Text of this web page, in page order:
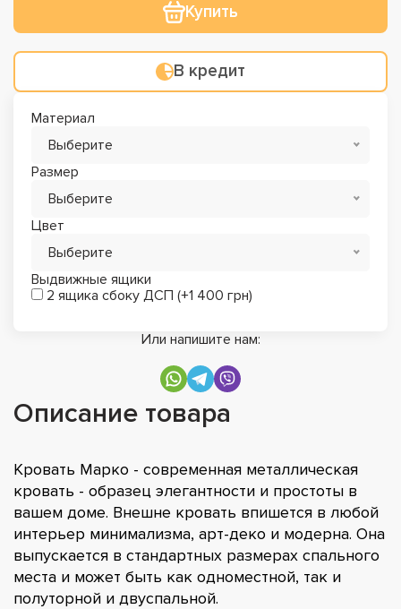
Купить
В кредит
Материал
Выберите
Размер
Выберите
Цвет
Выберите
Выдвижные ящики
2 ящика сбоку ДСП (+1 400 грн)
Или напишите нам:
Описание товара
Кровать Марко - современная металлическая
кровать - образец элегантности и простоты в
вашем доме. Внешне кровать впишется в любой
интерьер минимализма, арт-деко и модерна. Она
выпускается в стандартных размерах спального
места и может быть как одноместной, так и
полуторной и двуспальной.